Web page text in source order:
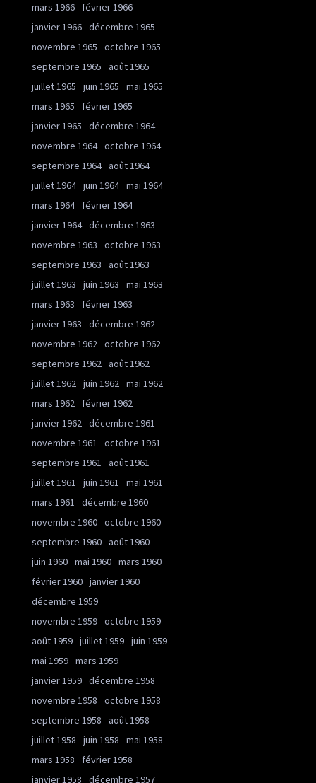
mars 1966
février 1966
janvier 1966 décembre 1965
novembre 1965
octobre 1965
septembre 1965
août 1965
juillet 1965
juin 1965
mai 1965
mars 1965
février 1965
janvier 1965
décembre 1964
novembre 1964 octobre 1964
septembre 1964 août 1964
juillet 1964 juin 1964 mai 1964
mars 1964
février 1964
janvier 1964 décembre 1963
novembre 1963
octobre 1963
septembre 1963
août 1963
juillet 1963
juin 1963
mai 1963
mars 1963
février 1963
janvier 1963
décembre 1962
novembre 1962 octobre 1962
septembre 1962 août 1962
juillet 1962 juin 1962 mai 1962
mars 1962
février 1962
janvier 1962 décembre 1961
novembre 1961
octobre 1961
septembre 1961
août 1961
juillet 1961
juin 1961
mai 1961
mars 1961
décembre 1960
novembre 1960 octobre 1960
septembre 1960 août 1960
juin 1960 mai 1960 mars 1960
février 1960 janvier 1960
décembre 1959
novembre 1959 octobre 1959
août 1959 juillet 1959 juin 1959
mai 1959 mars 1959
janvier 1959 décembre 1958
novembre 1958
octobre 1958
septembre 1958
août 1958
juillet 1958
juin 1958
mai 1958
mars 1958
février 1958
janvier 1958
décembre 1957